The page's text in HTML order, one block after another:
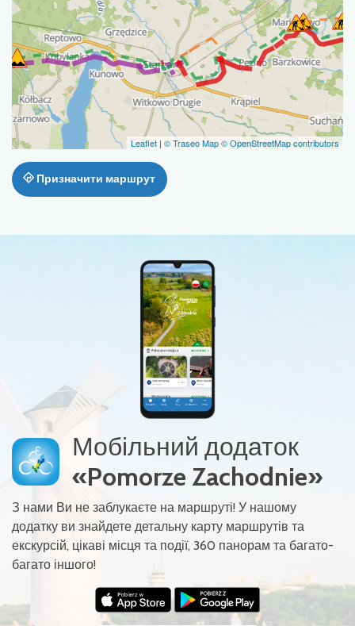
Leaflet | © Traseo Map© OpenStreetMap contributors
Призначити маршрут
Мобільний додаток
«Pomorze Zachodnie»
З нами Ви не заблукаєте на маршруті! У нашому
додатку ви знайдете детальну карту маршрутів та
екскурсій, цікаві місця та події, 360 панорам та багато-
багато іншого!